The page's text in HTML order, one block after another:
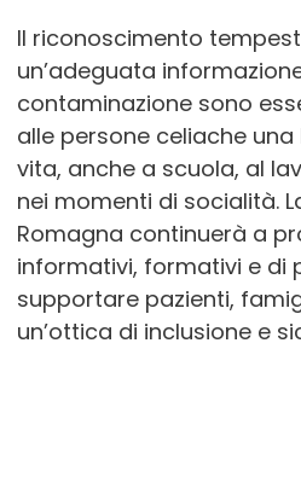
Il riconoscimento
un’adeguata
contaminazione sono
alle persone celiache
vita, anche a scuola, al
nei momenti di socialità.
Romagna continuerà a
informativi, formativi e di
supportare pazienti,
un’ottica di inclusione e